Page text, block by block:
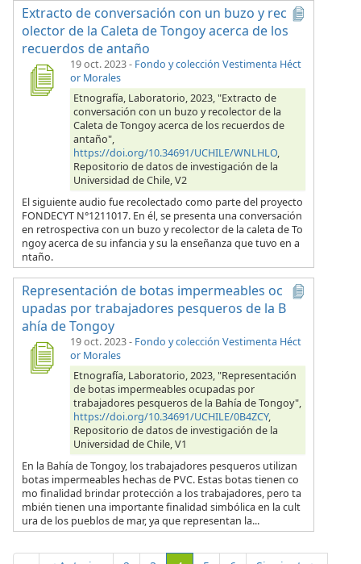
Extracto de conversación con un buzo y rec
olector de la Caleta de Tongoy acerca de los
recuerdos de antaño
19 oct. 2023- Fondo y colección Vestimenta Héct
or Morales
Etnografía, Laboratorio, 2023, "Extracto de
conversación con un buzo y recolector de la
Caleta de Tongoy acerca de los recuerdos de
antaño",
https://doi.org/10.34691/UCHILE/WNLHLO,
Repositorio de datos de investigación de la
Universidad de Chile, V2
El siguiente audio fue recolectado como parte del proyecto
FONDECYT N°1211017. En él, se presenta una conversación
en retrospectiva con un buzo y recolector de la caleta de To
ngoy acerca de su infancia y su la enseñanza que tuvo en a
ntaño.
Representación de botas impermeables oc
upadas por trabajadores pesqueros de la B
ahía de Tongoy
19 oct. 2023- Fondo y colección Vestimenta Héct
or Morales
Etnografía, Laboratorio, 2023, "Representación
de botas impermeables ocupadas por
trabajadores pesqueros de la Bahía de Tongoy",
https://doi.org/10.34691/UCHILE/0B4ZCY,
Repositorio de datos de investigación de la
Universidad de Chile, V1
En la Bahía de Tongoy, los trabajadores pesqueros utilizan
botas impermeables hechas de PVC. Estas botas tienen co
mo finalidad brindar protección a los trabajadores, pero ta
mbién tienen una importante finalidad simbólica en la cult
ura de los pueblos de mar, ya que representan la...